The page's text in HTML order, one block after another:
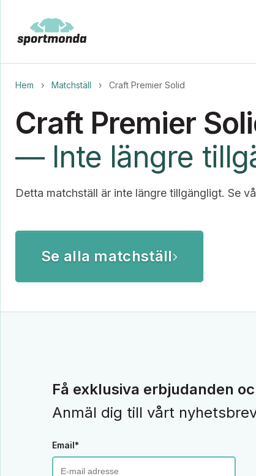
Hem › Matchställ › Craft Premier Solid
Craft Premier
— Inte längre
Detta matchställ är inte längre tillgängligt. Se
Se alla matchställ
Få exklusiva erbjudanden
Anmäl dig till vårt
Email*